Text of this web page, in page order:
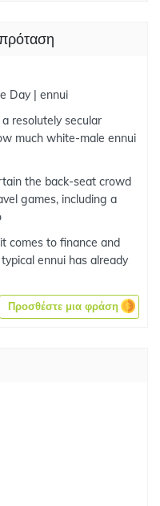
Day | ennui
resolutely secular
much white-male ennui
the back-seat crowd
games, including a
comes to finance and
ennui has already
Προσθέστε μια φράση